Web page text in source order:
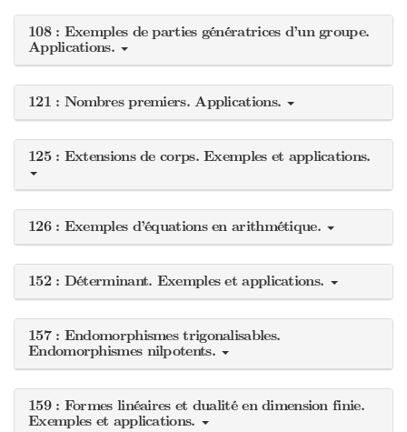
108 : Exemples de parties génératrices d’un groupe.
Applications.
121 : Nombres premiers. Applications.
125 : Extensions de corps. Exemples et applications.
126 : Exemples d’équations en arithmétique.
152 : Déterminant. Exemples et applications.
157 : Endomorphismes trigonalisables.
Endomorphismes nilpotents.
159 : Formes linéaires et dualité en dimension finie.
Exemples et applications.